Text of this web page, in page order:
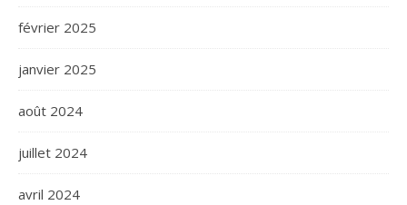
février 2025
janvier 2025
août 2024
juillet 2024
avril 2024